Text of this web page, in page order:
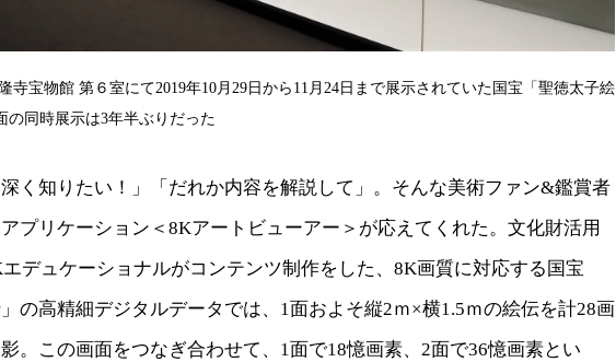
寺宝物館 第６室にて2019年10月29日から11月24日まで展示されていた国宝「聖徳太子絵
の同時展示は3年半ぶりだった
深く知りたい！」「だれか内容を解説して」。そんな美術ファン&鑑賞者
プリケーション＜8Kアートビューアー＞が応えてくれた。文化財活用
デュケーショナルがコンテンツ制作をした、8K画質に対応する国宝
」の高精細デジタルデータでは、1面およそ縦2ｍ×横1.5ｍの絵伝を計28画
。この画面をつなぎ合わせて、1面で18憶画素、2面で36憶画素とい